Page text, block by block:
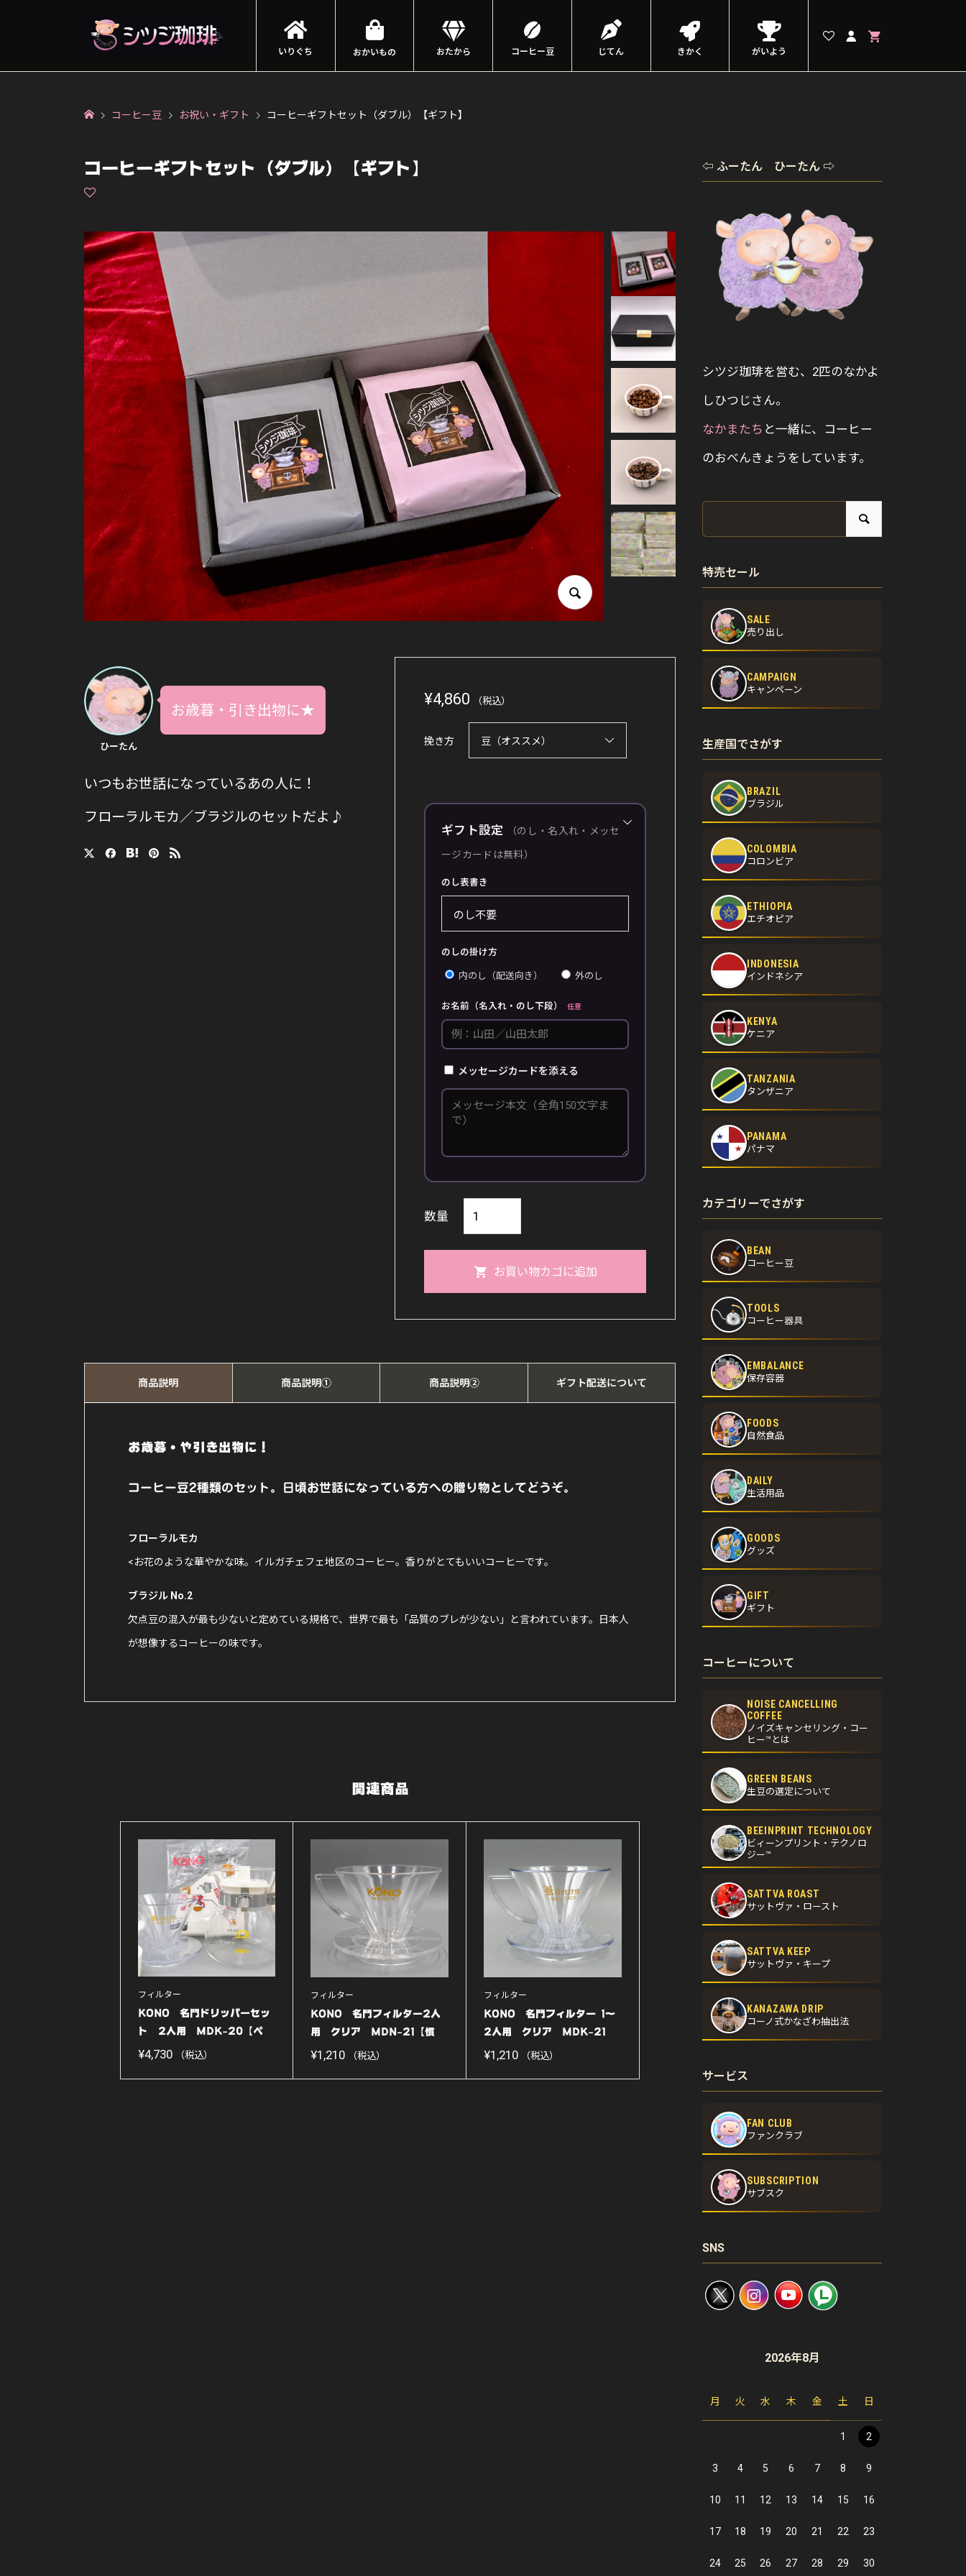
いりぐち おかいもの おたから コーヒー豆 じてん きかく がいよう
コーヒー豆 お祝い・ギフト コーヒーギフトセット（ダブル）【ギフト】
コーヒーギフトセット（ダブル）【ギフト】
ひーたん
お歳暮・引き出物に★
いつもお世話になっているあの人に！
フローラルモカ／ブラジルのセットだよ♪
¥4,860 （税込）
挽き方
ギフト設定 （のし・名入れ・メッセ
ージカードは無料）
のし表書き
のしの掛け方
内のし（配送向き） 外のし
お名前（名入れ・のし下段） 任意
メッセージカードを添える
数量
コ
ー
セ
ッ
ル）
ト】
お買い物カゴに追加
商品説明 商品説明① 商品説明② ギフト配送について
お歳暮・や引き出物に！
コーヒー豆2種類のセット。日頃お世話になっている方への贈り物としてどうぞ。
フローラルモカ
<お花のような華やかな味。イルガチェフェ地区のコーヒー。香りがとてもいいコーヒーです。
ブラジル No.2
欠点豆の混入が最も少ないと定めている規格で、世界で最も「品質のブレが少ない」と言われています。日本人
が想像するコーヒーの味です。
関連商品
フィルター
KONO 名門ドリッパーセッ
ト 2人用 MDK-20【ペ
ー...
¥4,730 （税込）
フィルター
KONO 名門フィルター2人
用 クリア MDN-21【慣
れ...
¥1,210 （税込）
フィルター
KONO 名門フィルター 1〜
2人用 クリア MDK-21
【初...
¥1,210 （税込）
⇦ ふーたん ひーたん ⇨
シツジ珈琲を営む、2匹のなかよ
しひつじさん。
なかまたち と一緒に、コーヒー
のおべんきょうをしています。
特売セール
SALE
売り出し
CAMPAIGN
キャンペーン
生産国でさがす
BRAZIL
ブラジル
COLOMBIA
コロンビア
ETHIOPIA
エチオピア
INDONESIA
インドネシア
KENYA
ケニア
TANZANIA
タンザニア
PANAMA
パナマ
カテゴリーでさがす
BEAN
コーヒー豆
TOOLS
コーヒー器具
EMBALANCE
保存容器
FOODS
自然食品
DAILY
生活用品
GOODS
グッズ
GIFT
ギフト
コーヒーについて
NOISE CANCELLING
COFFEE
ノイズキャンセリング・コー
ヒー™とは
GREEN BEANS
生豆の選定について
BEEINPRINT TECHNOLOGY
ビィーンプリント・テクノロ
ジー™
SATTVA ROAST
サットヴァ・ロースト
SATTVA KEEP
サットヴァ・キープ
KANAZAWA DRIP
コーノ式かなざわ抽出法
サービス
FAN CLUB
ファンクラブ
SUBSCRIPTION
サブスク
SNS
2026年8月
月 火 水 木 金 土 日
1 2
3 4 5 6 7 8 9
10 11 12 13 14 15 16
17 18 19 20 21 22 23
24 25 26 27 28 29 30